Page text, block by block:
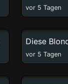
vor 5 Tagen
vor 5 Tagen